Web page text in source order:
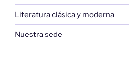
Literatura clásica y moderna
Nuestra sede